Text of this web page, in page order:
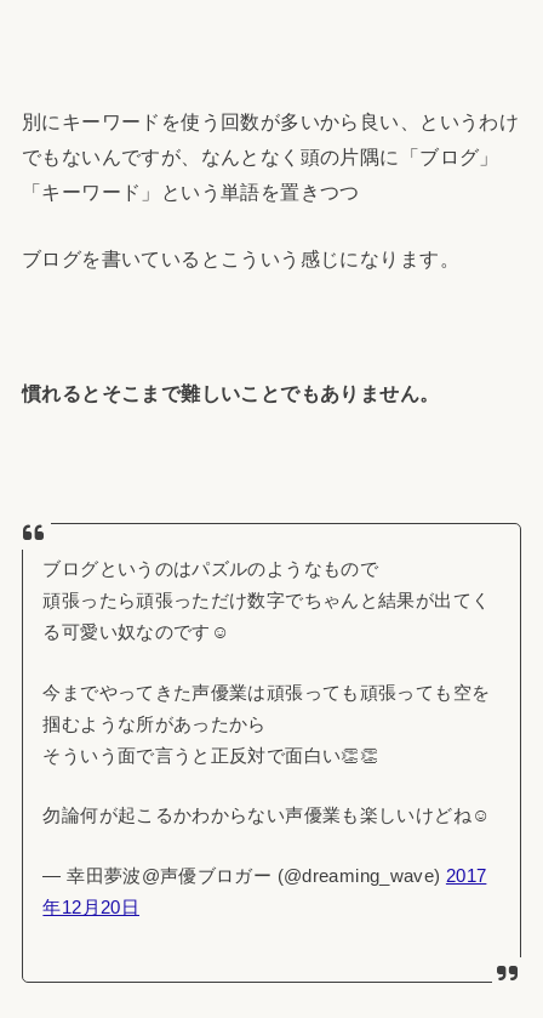
別にキーワードを使う回数が多いから良い、というわけ
でもないんですが、なんとなく頭の片隅に「ブログ」
「キーワード」という単語を置きつつ
ブログを書いているとこういう感じになります。
慣れるとそこまで難しいことでもありません。
ブログというのはパズルのようなもので
頑張ったら頑張っただけ数字でちゃんと結果が出てく
る可愛い奴なのです☺️
今までやってきた声優業は頑張っても頑張っても空を
掴むような所があったから
そういう面で言うと正反対で面白い👏👏
勿論何が起こるかわからない声優業も楽しいけどね☺️
— 幸田夢波@声優ブロガー (@dreaming_wave) 2017
年12月20日